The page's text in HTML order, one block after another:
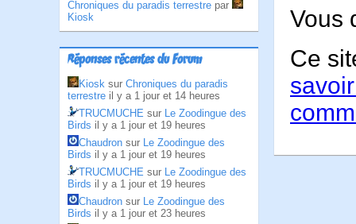
Chroniques du paradis terrestre par
Kiosk
Réponses récentes du Forum
Kiosk sur Chroniques du paradis
terrestre il y a 1 jour et 14 heures
TRUCMUCHE sur Le Zoodingue des
Birds il y a 1 jour et 19 heures
Chaudron sur Le Zoodingue des
Birds il y a 1 jour et 19 heures
TRUCMUCHE sur Le Zoodingue des
Birds il y a 1 jour et 19 heures
Chaudron sur Le Zoodingue des
Birds il y a 1 jour et 23 heures
Vous
Ce